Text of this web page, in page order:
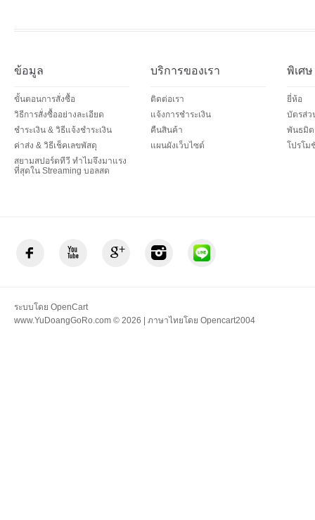
ข้อมูล
ขั้นตอนการสั่งซื้อ
วิธีการสั่งซื้ออย่างละเอียด
ชำระเงิน & วิธีแจ้งชำระเงิน
ค่าส่ง & วิธีเช็คเลขพัสดุ
สยามสปอร์ตทีวี ทำไมจึงมาแรง
ที่สุดใน Streaming บอลสด
บริการของเรา
ติดต่อเรา
แจ้งการชำระเงิน
คืนสินค้า
แผนผังเว็บไซต์
พิเศษ
ยี่ห้อ
บัตรส่ว
พันธมิต
โปรโม
ระบบโดย OpenCart
www.YuDoangGoRo.com © 2026 | ภาษาไทยโดย Opencart2004